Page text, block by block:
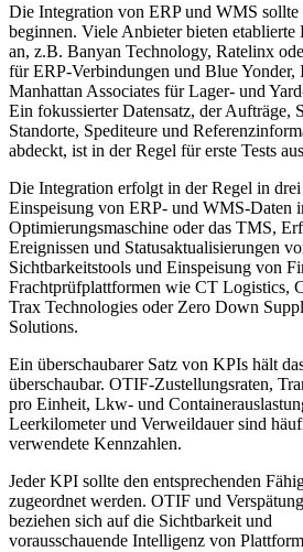
Die Integration von ERP und WMS sollte
beginnen. Viele Anbieter bieten etablierte
an, z.B. Banyan Technology, Ratelinx
für ERP-Verbindungen und Blue Yonder,
Manhattan Associates für Lager- und
Ein fokussierter Datensatz, der Aufträge,
Standorte, Spediteure und
abdeckt, ist in der Regel für erste Tests
Die Integration erfolgt in der Regel in
Einspeisung von ERP- und WMS-Daten
Optimierungsmaschine oder das TMS,
Ereignissen und Statusaktualisierungen
Sichtbarkeitstools und Einspeisung von
Frachtprüfplattformen wie CT Logistics,
Trax Technologies oder Zero Down
Solutions.
Ein überschaubarer Satz von KPIs hält
überschaubar. OTIF-Zustellungsraten,
pro Einheit, Lkw- und
Leerkilometer und Verweildauer sind
verwendete Kennzahlen.
Jeder KPI sollte den entsprechenden
zugeordnet werden. OTIF und
beziehen sich auf die Sichtbarkeit und
vorausschauende Intelligenz von